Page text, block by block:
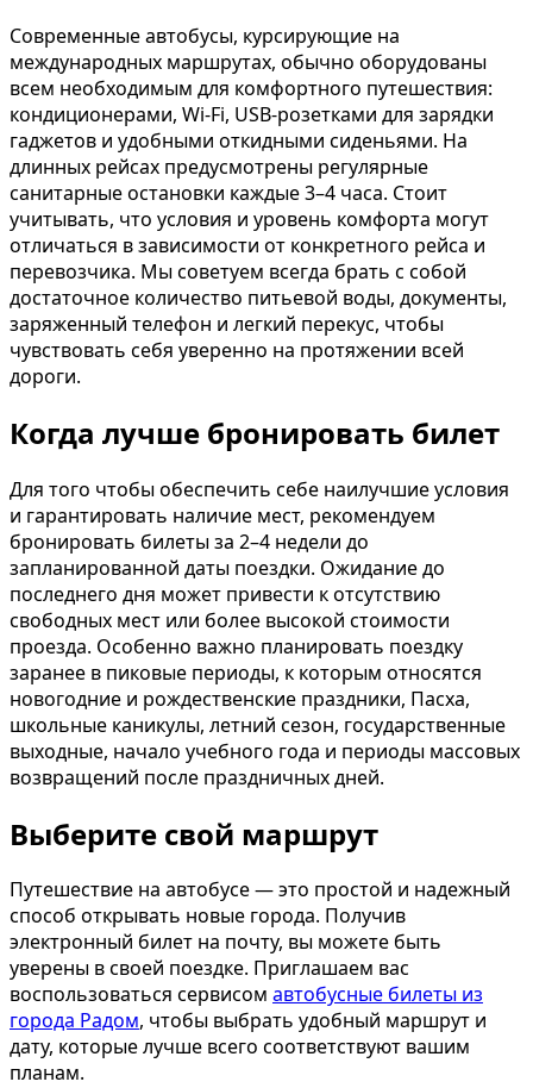
Современные автобусы, курсирующие на
международных маршрутах, обычно оборудованы
всем необходимым для комфортного путешествия:
кондиционерами, Wi-Fi, USB-розетками для зарядки
гаджетов и удобными откидными сиденьями. На
длинных рейсах предусмотрены регулярные
санитарные остановки каждые 3–4 часа. Стоит
учитывать, что условия и уровень комфорта могут
отличаться в зависимости от конкретного рейса и
перевозчика. Мы советуем всегда брать с собой
достаточное количество питьевой воды, документы,
заряженный телефон и легкий перекус, чтобы
чувствовать себя уверенно на протяжении всей
дороги.
Когда лучше бронировать билет
Для того чтобы обеспечить себе наилучшие условия
и гарантировать наличие мест, рекомендуем
бронировать билеты за 2–4 недели до
запланированной даты поездки. Ожидание до
последнего дня может привести к отсутствию
свободных мест или более высокой стоимости
проезда. Особенно важно планировать поездку
заранее в пиковые периоды, к которым относятся
новогодние и рождественские праздники, Пасха,
школьные каникулы, летний сезон, государственные
выходные, начало учебного года и периоды массовых
возвращений после праздничных дней.
Выберите свой маршрут
Путешествие на автобусе — это простой и надежный
способ открывать новые города. Получив
электронный билет на почту, вы можете быть
уверены в своей поездке. Приглашаем вас
воспользоваться сервисом автобусные билеты из
города Радом, чтобы выбрать удобный маршрут и
дату, которые лучше всего соответствуют вашим
планам.